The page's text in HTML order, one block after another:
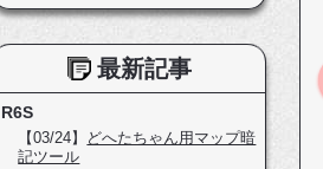
最新記事
R6S
【03/24】
どへたちゃん用マップ暗
記ツール